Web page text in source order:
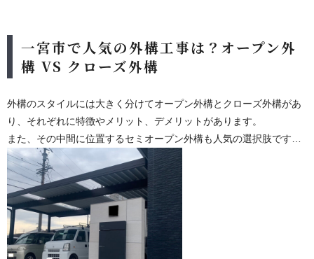
一宮市で人気の外構工事は？オープン外
構 VS クローズ外構
外構のスタイルには大きく分けてオープン外構とクローズ外構があ
り、それぞれに特徴やメリット、デメリットがあります。
また、その中間に位置するセミオープン外構も人気の選択肢です。
今回はオープン外構とクローズ外構の特徴を詳しく解説し、どんな
人にどんなスタイルが向いているのかを比較していきたいと思いま
す。